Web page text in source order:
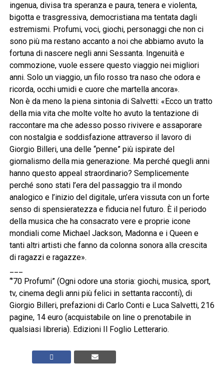
ingenua, divisa tra speranza e paura, tenera e violenta,
bigotta e trasgressiva, democristiana ma tentata dagli
estremismi. Profumi, voci, giochi, personaggi che non ci
sono più ma restano accanto a noi che abbiamo avuto la
fortuna di nascere negli anni Sessanta. Ingenuità e
commozione, vuole essere questo viaggio nei migliori
anni. Solo un viaggio, un filo rosso tra naso che odora e
ricorda, occhi umidi e cuore che martella ancora».
Non è da meno la piena sintonia di Salvetti: «Ecco un tratto
della mia vita che molte volte ho avuto la tentazione di
raccontare ma che adesso posso rivivere e assaporare
con nostalgia e soddisfazione attraverso il lavoro di
Giorgio Billeri, una delle “penne” più ispirate del
giornalismo della mia generazione. Ma perché quegli anni
hanno questo appeal straordinario? Semplicemente
perché sono stati l’era del passaggio tra il mondo
analogico e l’inizio del digitale, un’era vissuta con un forte
senso di spensieratezza e fiducia nel futuro. È il periodo
della musica che ha consacrato vere e proprie icone
mondiali come Michael Jackson, Madonna e i Queen e
tanti altri artisti che fanno da colonna sonora alla crescita
di ragazzi e ragazze».
“’70 Profumi” (Ogni odore una storia: giochi, musica, sport,
tv, cinema degli anni più felici in settanta racconti), di
Giorgio Billeri, prefazioni di Carlo Conti e Luca Salvetti, 216
pagine, 14 euro (acquistabile on line o prenotabile in
qualsiasi libreria). Edizioni Il Foglio Letterario.